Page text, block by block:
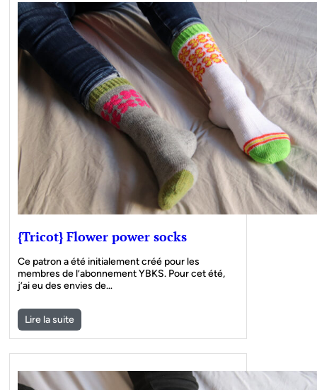
{Tricot} Flower power socks
Ce patron a été initialement créé pour les
membres de l’abonnement YBKS. Pour cet été,
j’ai eu des envies de…
Lire la suite